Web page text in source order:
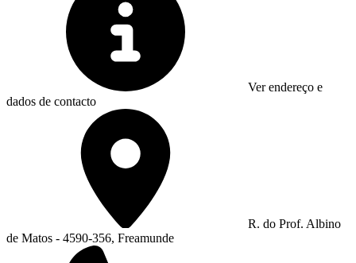
Ver endereço e
dados de contacto
R. do Prof. Albino
de Matos - 4590-356, Freamunde